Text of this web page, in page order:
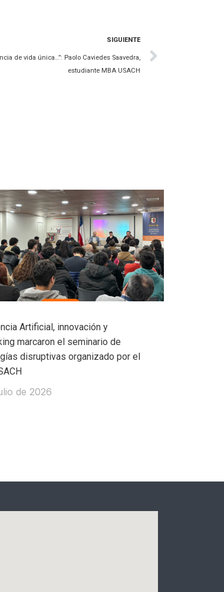
SIGUIENTE
de vida única…”: Paolo Caviedes Saavedra,
estudiante MBA USACH
Artificial, innovación y
marcaron el seminario de
disruptivas organizado por el
de 2026